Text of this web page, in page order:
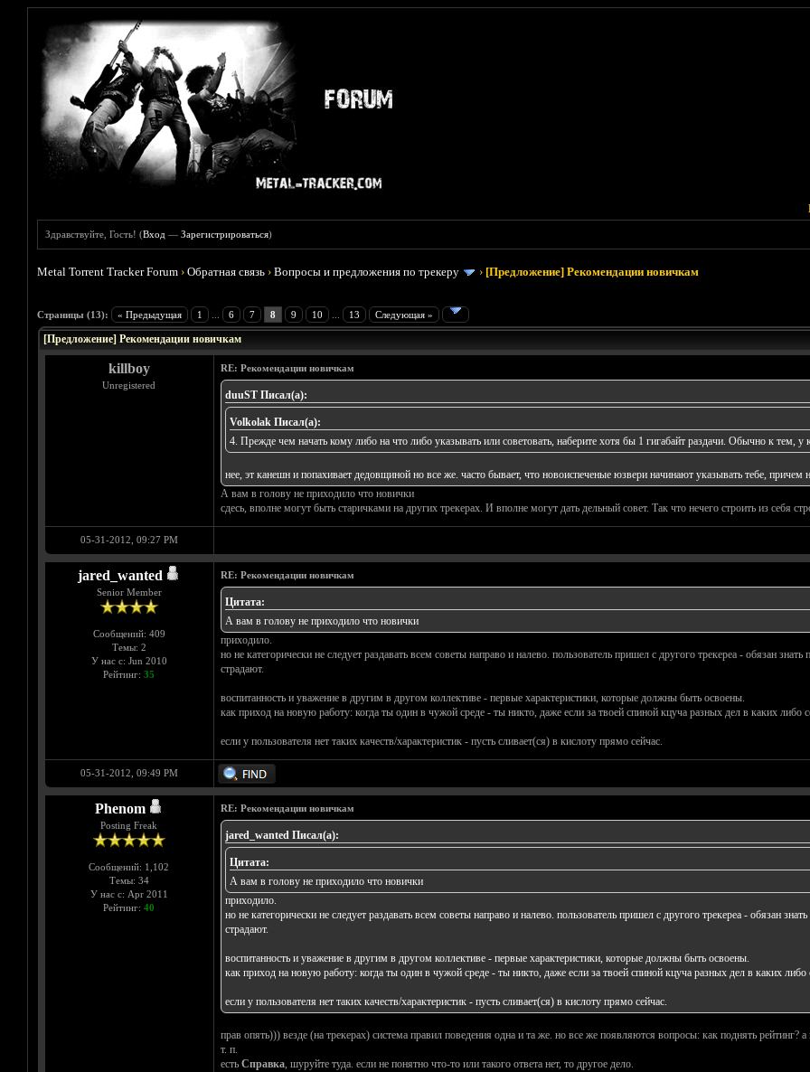
Здравствуйте, Гость! (Вход —Зарегистрироваться)
Metal Torrent Tracker Forum ›Обратная связь ›Вопросы и предложения по трекеру › [Предложение] Рекомендации новичкам
Страницы (13): « Предыдущая 1 6 7 8 9 10 13 Следующая »
Голосов: 4 - Средняя оценка: 2.5
1
2
3
4
5
[Предложение] Рекомендации новичкам
killboy
Unregistered
RE: Рекомендации новичкам
duuST Писал(а):
Volkolak Писал(а):
4. Прежде чем начать кому либо на что либо указывать или советовать, наберите хотя бы 1 гигабайт раздачи. Обычно к тем,
нее, эт канешн и попахивает дедовщиной но все же. часто бывает, что новоиспеченые юзвери начинают указывать тебе, причем
А вам в голову не приходило что новички
сдесь, вполне могут быть старичками на других трекерах. И вполне могут дать дельный совет. Так что нечего строить из себя
05-31-2012, 09:27 PM
jared_wanted
Senior Member
Сообщений: 409
Темы: 2
У нас с: Jun 2010
Рейтинг: 35
RE: Рекомендации новичкам
Цитата:
А вам в голову не приходило что новички
приходило.
но не категорически не следует раздавать всем советы направо и налево. пользователь пришел с другого трекереа - обязан
страдают.
воспитанность и уважение в другим в другом коллективе - первые характеристики, которые должны быть освоены.
как приход на новую работу: когда ты один в чужой среде - ты никто, даже если за твоей спиной кцуча разных дел в каких либо
если у пользователя нет таких качеств/характеристик - пусть сливает(ся) в кислоту прямо сейчас.
05-31-2012, 09:49 PM
Phenom
Posting Freak
Сообщений: 1,102
Темы: 34
У нас с: Apr 2011
Рейтинг: 40
RE: Рекомендации новичкам
jared_wanted Писал(а):
Цитата:
А вам в голову не приходило что новички
приходило.
но не категорически не следует раздавать всем советы направо и налево. пользователь пришел с другого трекереа - обязан
страдают.
воспитанность и уважение в другим в другом коллективе - первые характеристики, которые должны быть освоены.
как приход на новую работу: когда ты один в чужой среде - ты никто, даже если за твоей спиной кцуча разных дел в каких либо
если у пользователя нет таких качеств/характеристик - пусть сливает(ся) в кислоту прямо сейчас.
прав опять))) везде (на трекерах) система правил поведения одна и та же. но все же появляются вопросы: как поднять
т. п.
есть Справка, шуруйте туда. если не понятно что-то или такого ответа нет, то другое дело.